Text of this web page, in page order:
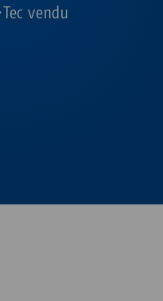
vendu